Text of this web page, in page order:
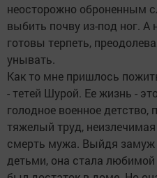
неосторожно оброненным
выбить почву из-под ног.
готовы терпеть,
унывать.
Как то мне пришлось
- тетей Шурой. Ее жизнь -
голодное военное детство,
тяжелый труд,
смерть мужа. Выйдя
детьми, она стала